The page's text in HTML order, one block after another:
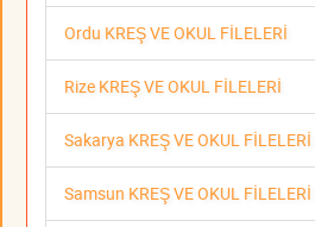
Ordu KREŞ VE OKUL FİLELERİ
Rize KREŞ VE OKUL FİLELERİ
Sakarya KREŞ VE OKUL FİLELERİ
Samsun KREŞ VE OKUL FİLELERİ